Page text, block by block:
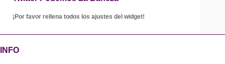
¡Por favor rellena todos los ajustes del widget!
INFO